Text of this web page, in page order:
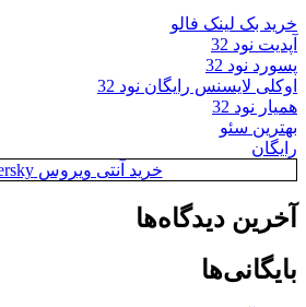
خرید بک لینک فالو
آپدیت نود 32
پسورد نود 32
اوکلی لایسنس رایگان نود 32
همیار نود 32
بهترین سئو
رایگان
خرید آنتی ویروس Kaspersky
آخرین دیدگاه‌ها
بایگانی‌ها